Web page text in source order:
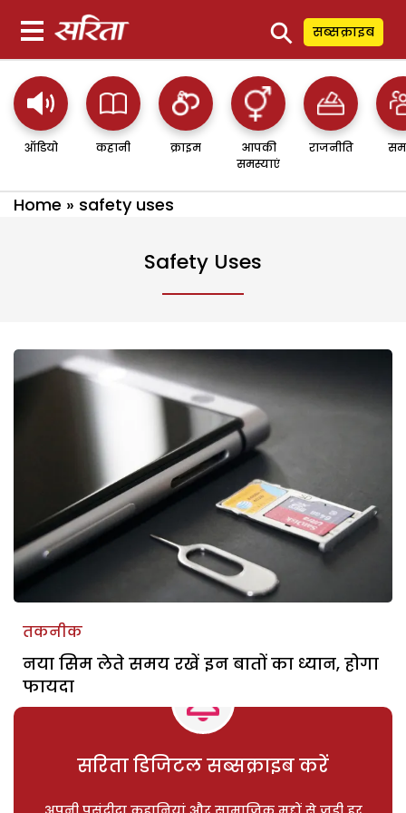
⚲ सब्सक्राइब
ऑडियो कहानी क्राइम
आपकी
समस्याएं
राजनीति
Home » safety uses
Safety Uses
तकनीक
नया सिम लेते समय रखें इन बातों का ध्यान, होगा
फायदा
सरिता डिजिटल सब्सक्राइब करें